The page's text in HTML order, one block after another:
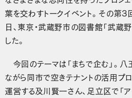
葉を交わすトークイベント。その
日、東京・武蔵野市の図書館「武蔵
した。
今回のテーマは「まちで企む」。
ながら同市で空きテナントの活用プ
運営する及川賢一さん、足立区で「